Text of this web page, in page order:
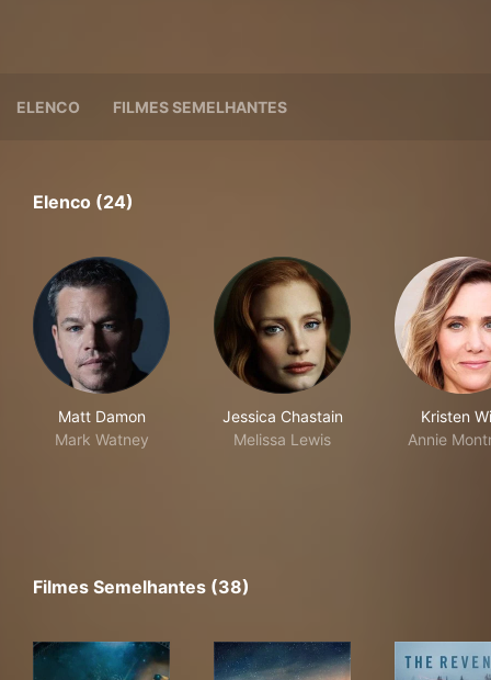
ELENCO FILMES SEMELHANTES
Elenco (24)
Matt Damon
Mark Watney
Jessica Chastain
Melissa Lewis
Kristen
Annie
Filmes Semelhantes (38)